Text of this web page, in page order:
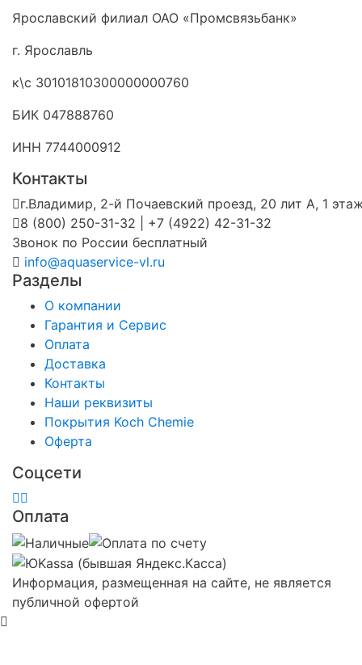
Ярославский филиал ОАО «Промсвязьбанк»
г. Ярославль
к\с 30101810300000000760
БИК 047888760
ИНН 7744000912
Контакты
г.Владимир, 2-й Почаевский проезд, 20 лит А, 1
8 (800) 250-31-32 | +7 (4922) 42-31-32
Звонок по России бесплатный
info@aquaservice-vl.ru
Разделы
О компании
Гарантия и Сервис
Оплата
Доставка
Контакты
Наши реквизиты
Покрытия Koch Chemie
Оферта
Соцсети
Оплата
Информация, размещенная на сайте, не является
публичной офертой